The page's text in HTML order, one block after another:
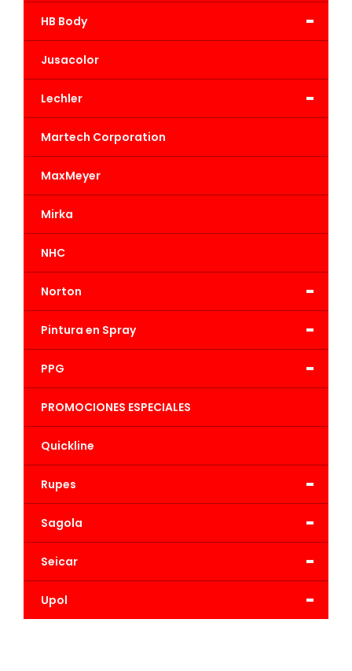
-
HB Body
Jusacolor
-
Lechler
Martech Corporation
MaxMeyer
Mirka
NHC
-
Norton
-
Pintura en Spray
-
PPG
PROMOCIONES ESPECIALES
Quickline
-
Rupes
-
Sagola
-
Seicar
-
Upol